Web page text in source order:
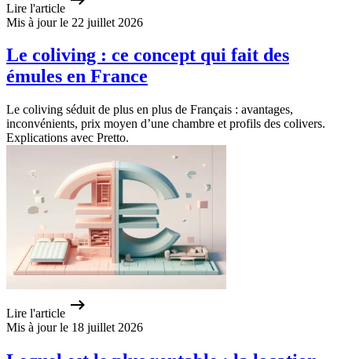
Lire l'article
Mis à jour le 22 juillet 2026
Le coliving : ce concept qui fait des
émules en France
Le coliving séduit de plus en plus de Français : avantages,
inconvénients, prix moyen d’une chambre et profils des colivers.
Explications avec Pretto.
Lire l'article
Mis à jour le 18 juillet 2026